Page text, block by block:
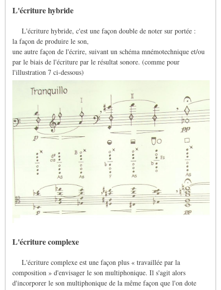
L'écriture hybride
L'écriture hybride, c'est une façon double de noter sur portée :
la façon de produire le son,
une autre façon de l'écrire, suivant un schéma mnémotechnique et/ou
par le biais de l'écriture par le résultat sonore. (comme pour
l'illustration 7 ci-dessous)
L'écriture complexe
L'écriture complexe est une façon plus « travaillée par la
composition » d'envisager le son multiphonique. Il s'agit alors
d'incorporer le son multiphonique de la même façon que l'on dote